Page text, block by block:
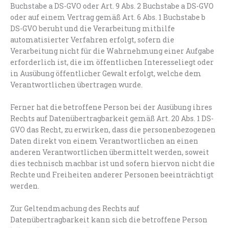
Buchstabe a DS-GVO oder Art. 9 Abs. 2 Buchstabe a DS-GVO
oder auf einem Vertrag gemäß Art. 6 Abs. 1 Buchstabe b
DS-GVO beruht und die Verarbeitung mithilfe
automatisierter Verfahren erfolgt, sofern die
Verarbeitung nicht für die Wahrnehmung einer Aufgabe
erforderlich ist, die im öffentlichen Interesseliegt oder
in Ausübung öffentlicher Gewalt erfolgt, welche dem
Verantwortlichen übertragen wurde.
Ferner hat die betroffene Person bei der Ausübung ihres
Rechts auf Datenübertragbarkeit gemäß Art. 20 Abs. 1 DS-
GVO das Recht, zu erwirken, dass die personenbezogenen
Daten direkt von einem Verantwortlichen an einen
anderen Verantwortlichen übermittelt werden, soweit
dies technisch machbar ist und sofern hiervon nicht die
Rechte und Freiheiten anderer Personen beeinträchtigt
werden.
Zur Geltendmachung des Rechts auf
Datenübertragbarkeit kann sich die betroffene Person